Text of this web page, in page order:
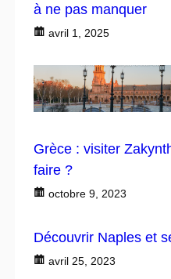
à ne pas manquer
avril 1, 2025
Grèce : visiter
faire ?
octobre 9, 2023
Découvrir Naples et
avril 25, 2023